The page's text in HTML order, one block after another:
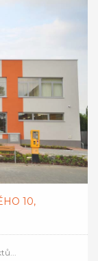
10,